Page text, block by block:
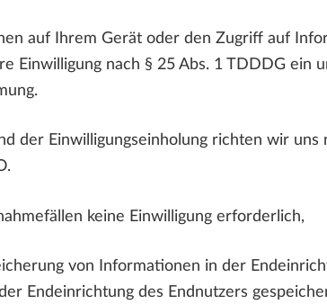
auf Ihrem Gerät oder den Zugriff auf
Einwilligung nach § 25 Abs. 1 TDDDG ein
der Einwilligungseinholung richten wir uns
keine Einwilligung erforderlich,
von Informationen in der
Endeinrichtung des Endnutzers